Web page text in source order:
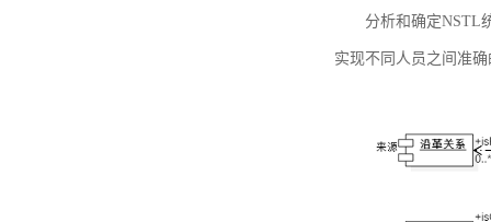
分析和确定NSTL
实现不同人员之间准